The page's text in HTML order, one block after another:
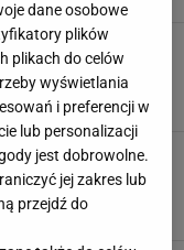
zamrozić. Teraz
przygotować
ze słoiczka. 1
aż pod korek
dane osobowe
plików
plikach do celów
wyświetlania
i preferencji w
lub personalizacji
jest dobrowolne.
jej zakres lub
przejdź do